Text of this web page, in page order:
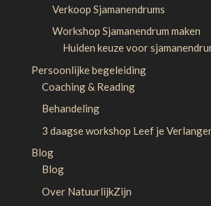
Verkoop Sjamanendrums
Workshop Sjamanendrum maken
Huiden keuze voor
Persoonlijke begeleiding
Coaching & Reading
Behandeling
3 daagse workshop Leef je
Blog
Blog
Over NatuurlijkZijn